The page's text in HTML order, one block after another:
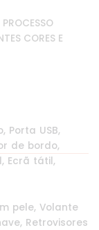
CORES E
Porta USB,
de bordo,
Ecrã tátil,
pele, Volante
Retrovisores